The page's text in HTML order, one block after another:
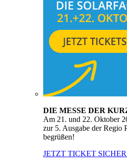
DIE MESSE DER
Am 21. und 22. Oktober
zur 5. Ausgabe der Regio
begrüßen!
JETZT TICKET